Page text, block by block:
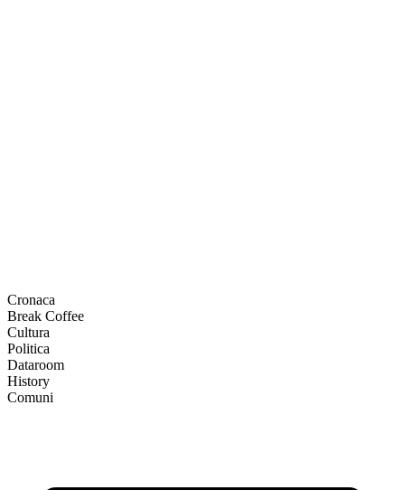
Cronaca
Break Coffee
Cultura
Politica
Dataroom
History
Comuni